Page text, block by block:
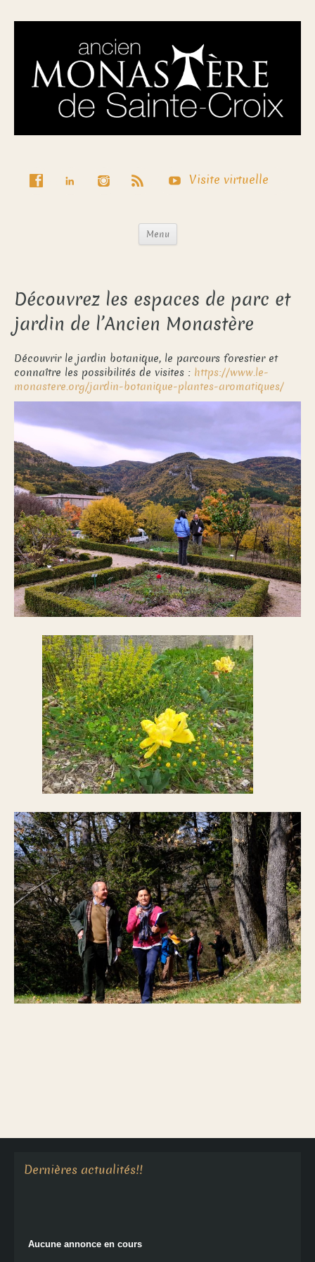
Visite virtuelle
Menu
Découvrez les espaces de parc et
jardin de l’Ancien Monastère
Découvrir le jardin botanique, le parcours forestier et
connaître les possibilités de visites : https://www.le-
monastere.org/jardin-botanique-plantes-aromatiques/
Dernières actualités!!
Aucune annonce en cours
Aucune annonce en cours